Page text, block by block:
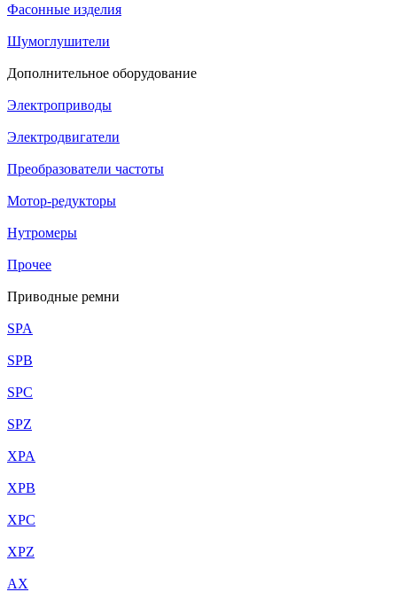
Фасонные изделия
Шумоглушители
Дополнительное оборудование
Электроприводы
Электродвигатели
Преобразователи частоты
Мотор-редукторы
Нутромеры
Прочее
Приводные ремни
SPA
SPB
SPC
SPZ
XPA
XPB
XPC
XPZ
AX